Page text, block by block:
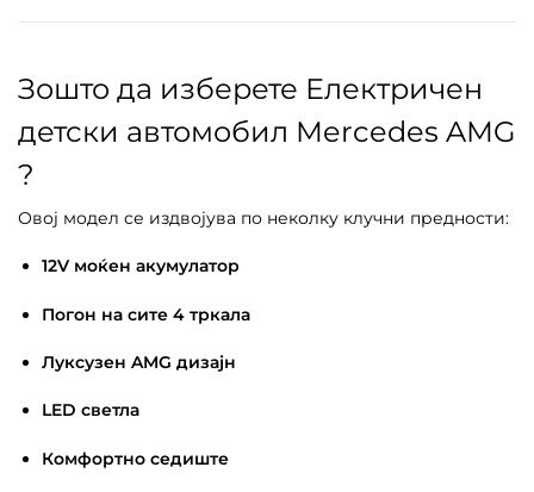
Зошто да изберете Електричен
детски автомобил Mercedes AMG
?
Овој модел се издвојува по неколку клучни предности:
12V моќен акумулатор
Погон на сите 4 тркала
Луксузен AMG дизајн
LED светла
Комфортно седиште